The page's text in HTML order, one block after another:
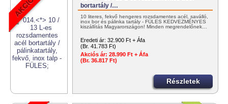
bortartály /…
10 literes, fekvő hengeres rozsdamentes acél, saválló,
inox bor és pálinka tartály - FÜLES KEDVEZMÉNYES
kiszállítás Magyarországon! Minden megrendelőnek…
Eredeti ár: 32.900 Ft + Áfa
(Br. 41.783 Ft)
Akciós ár: 28.990 Ft + Áfa
(Br. 36.817 Ft)
Részletek